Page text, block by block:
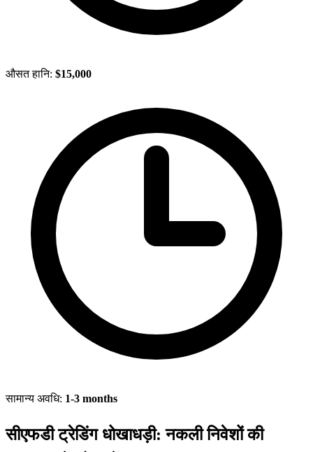
औसत हानि: $15,000
सामान्य अवधि: 1-3 months
सीएफडी ट्रेडिंग धोखाधड़ी: नकली निवेशों की